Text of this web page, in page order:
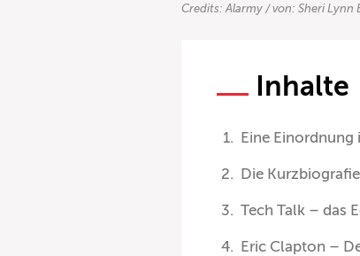
Credits: Alarmy / von: Sheri Lynn
Inhalte
Eine Einordnung
Die
Tech Talk – das
Eric Clapton –